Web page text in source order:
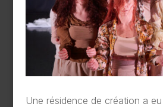
Une résidence de création a